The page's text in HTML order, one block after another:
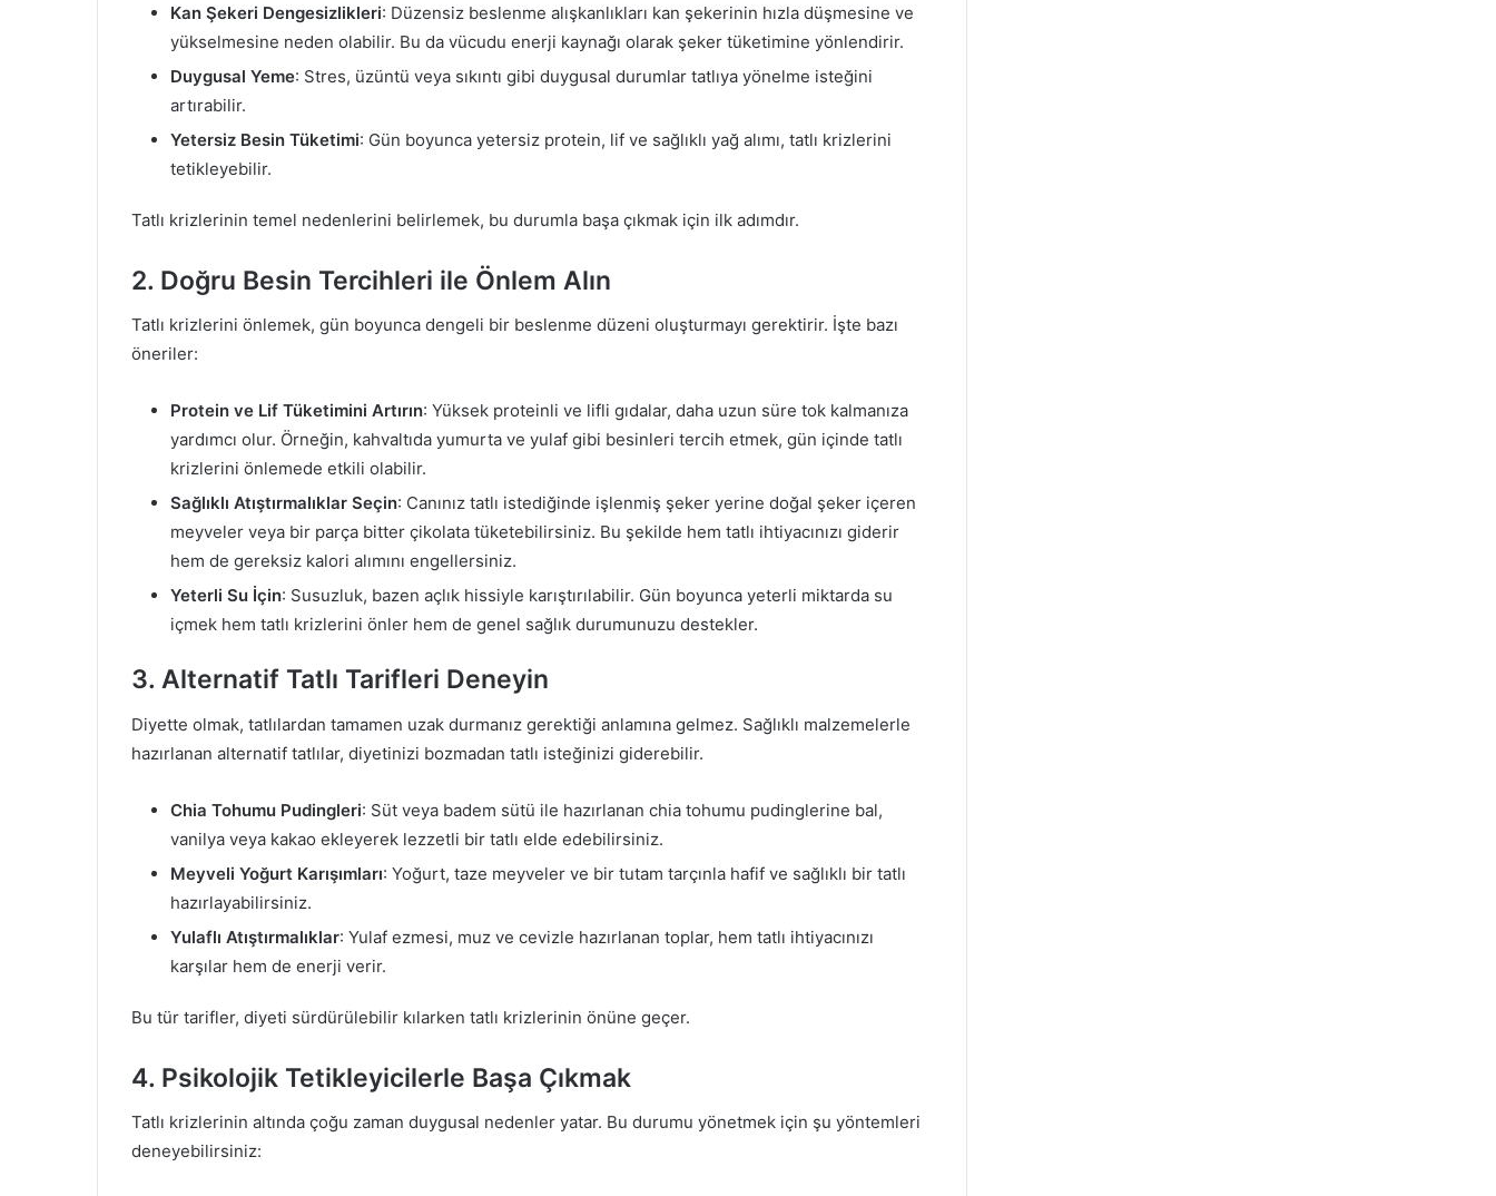
Kan Şekeri Dengesizlikleri: Düzensiz beslenme alışkanlıkları kan şekerinin hızla düşmesine ve
yükselmesine neden olabilir. Bu da vücudu enerji kaynağı olarak şeker tüketimine yönlendirir.
Duygusal Yeme: Stres, üzüntü veya sıkıntı gibi duygusal durumlar tatlıya yönelme isteğini
artırabilir.
Yetersiz Besin Tüketimi: Gün boyunca yetersiz protein, lif ve sağlıklı yağ alımı, tatlı krizlerini
tetikleyebilir.
Tatlı krizlerinin temel nedenlerini belirlemek, bu durumla başa çıkmak için ilk adımdır.
2. Doğru Besin Tercihleri ile Önlem Alın
Tatlı krizlerini önlemek, gün boyunca dengeli bir beslenme düzeni oluşturmayı gerektirir. İşte bazı
öneriler:
Protein ve Lif Tüketimini Artırın: Yüksek proteinli ve lifli gıdalar, daha uzun süre tok kalmanıza
yardımcı olur. Örneğin, kahvaltıda yumurta ve yulaf gibi besinleri tercih etmek, gün içinde tatlı
krizlerini önlemede etkili olabilir.
Sağlıklı Atıştırmalıklar Seçin: Canınız tatlı istediğinde işlenmiş şeker yerine doğal şeker içeren
meyveler veya bir parça bitter çikolata tüketebilirsiniz. Bu şekilde hem tatlı ihtiyacınızı giderir
hem de gereksiz kalori alımını engellersiniz.
Yeterli Su İçin: Susuzluk, bazen açlık hissiyle karıştırılabilir. Gün boyunca yeterli miktarda su
içmek hem tatlı krizlerini önler hem de genel sağlık durumunuzu destekler.
3. Alternatif Tatlı Tarifleri Deneyin
Diyette olmak, tatlılardan tamamen uzak durmanız gerektiği anlamına gelmez. Sağlıklı malzemelerle
hazırlanan alternatif tatlılar, diyetinizi bozmadan tatlı isteğinizi giderebilir.
Chia Tohumu Pudingleri: Süt veya badem sütü ile hazırlanan chia tohumu pudinglerine bal,
vanilya veya kakao ekleyerek lezzetli bir tatlı elde edebilirsiniz.
Meyveli Yoğurt Karışımları: Yoğurt, taze meyveler ve bir tutam tarçınla hafif ve sağlıklı bir tatlı
hazırlayabilirsiniz.
Yulaflı Atıştırmalıklar: Yulaf ezmesi, muz ve cevizle hazırlanan toplar, hem tatlı ihtiyacınızı
karşılar hem de enerji verir.
Bu tür tarifler, diyeti sürdürülebilir kılarken tatlı krizlerinin önüne geçer.
4. Psikolojik Tetikleyicilerle Başa Çıkmak
Tatlı krizlerinin altında çoğu zaman duygusal nedenler yatar. Bu durumu yönetmek için şu yöntemleri
deneyebilirsiniz: